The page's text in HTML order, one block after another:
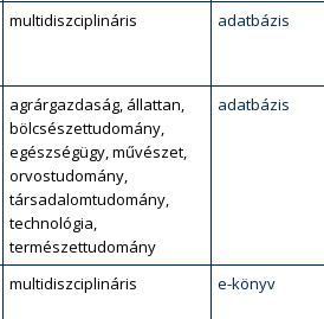
multidiszciplináris adatbázis
agrárgazdaság, állattan,
bölcsészettudomány,
egészségügy, művészet,
orvostudomány,
társadalomtudomány,
technológia,
természettudomány
adatbázis
multidiszciplináris e-könyv